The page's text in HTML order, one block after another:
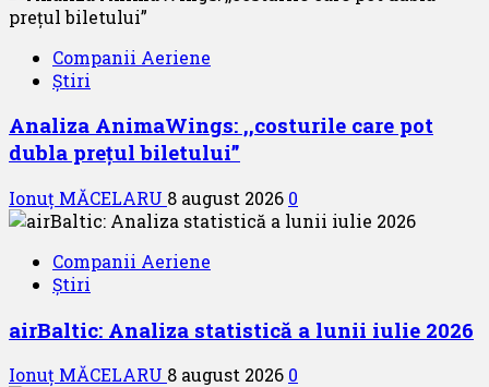
Companii Aeriene
Știri
Analiza AnimaWings: ,,costurile care pot
dubla prețul biletului”
Ionuț MĂCELARU 8 august 2026 0
Companii Aeriene
Știri
airBaltic: Analiza statistică a lunii iulie 2026
Ionuț MĂCELARU 8 august 2026 0